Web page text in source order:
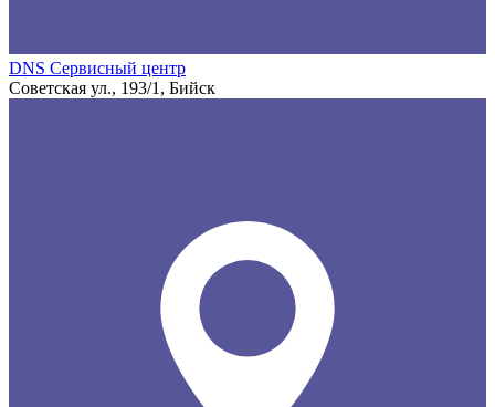
DNS Сервисный центр
Советская ул., 193/1, Бийск